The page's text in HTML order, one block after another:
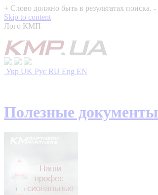
+ Слово должно быть в результатах поиска. -
Skip to content
Лого КМП
Укр UK Рус RU Eng EN
Полезные документы